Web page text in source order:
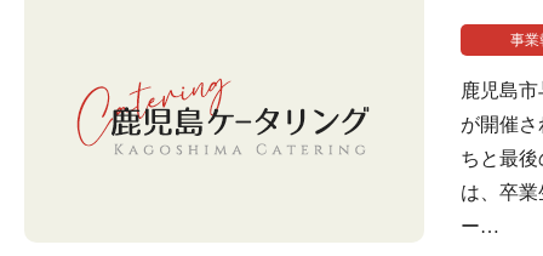
事業
鹿児島
が開催
ちと最
は、卒
ー…